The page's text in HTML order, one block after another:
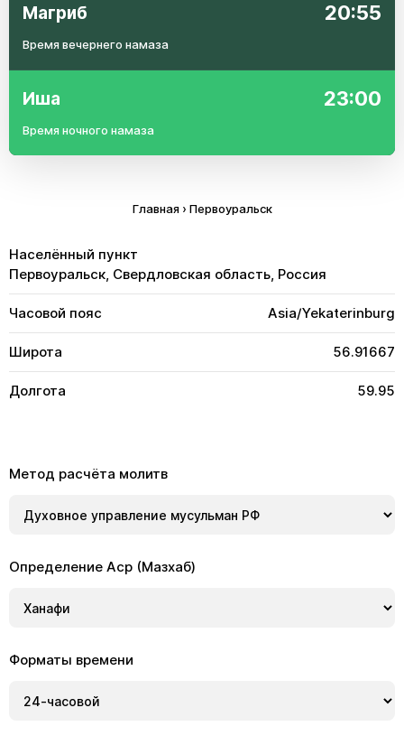
Магриб 20:55
Время вечернего намаза
Иша 23:00
Время ночного намаза
Главная › Первоуральск
Населённый пункт
Первоуральск, Свердловская область, Россия
Часовой пояс Asia/Yekaterinburg
Широта 56.91667
Долгота 59.95
Метод расчёта молитв
Определение Аср (Мазхаб)
Форматы времени